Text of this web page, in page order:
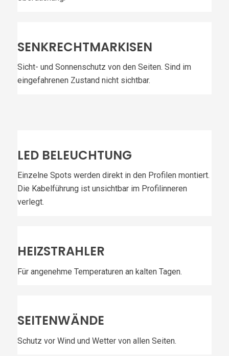
SENKRECHTMARKISEN
Sicht- und Sonnenschutz von den Seiten. Sind im
eingefahrenen Zustand nicht sichtbar.
LED BELEUCHTUNG
Einzelne Spots werden direkt in den Profilen montiert.
Die Kabelführung ist unsichtbar im Profilinneren
verlegt.
HEIZSTRAHLER
Für angenehme Temperaturen an kalten Tagen.
SEITENWÄNDE
Schutz vor Wind und Wetter von allen Seiten.